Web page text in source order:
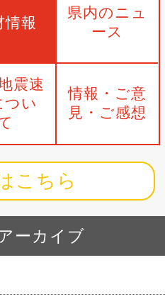
情報
県内のニュ
ース
震速
つい
情報・ご意
見・ご感想
こちら
ーカイブ